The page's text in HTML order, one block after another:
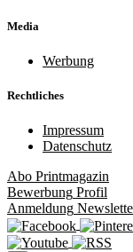
Media
Werbung
Rechtliches
Impressum
Datenschutz
Abo Printmagazin
Bewerbung Profil
Anmeldung